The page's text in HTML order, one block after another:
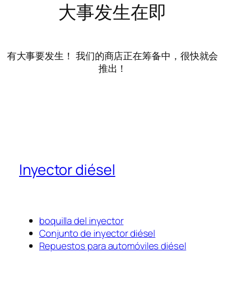
大事发生在即
有大事要发生！ 我们的商店正在筹备中，很快就会
推出！
Inyector diésel
boquilla del inyector
Conjunto de inyector diésel
Repuestos para automóviles diésel